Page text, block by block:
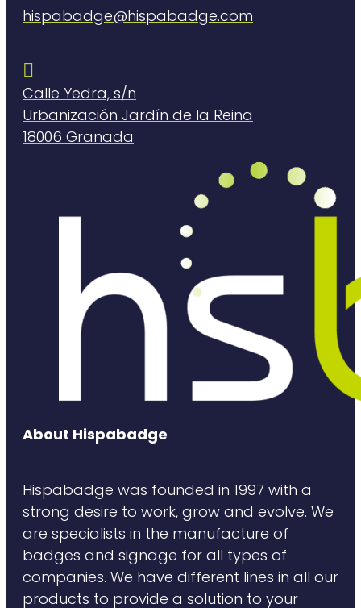
hispabadge@hispabadge.com

Calle Yedra, s/n
Urbanización Jardín de la Reina
18006 Granada
About Hispabadge
Hispabadge was founded in 1997 with a
strong desire to work, grow and evolve. We
are specialists in the manufacture of
badges and signage for all types of
companies. We have different lines in all our
products to provide a solution to your